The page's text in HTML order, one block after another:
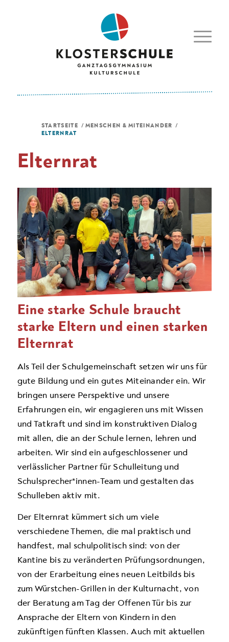
STARTSEITE / MENSCHEN & MITEINANDER /
ELTERNRAT
Elternrat
Eine starke Schule braucht
starke Eltern und einen starken
Elternrat
Als Teil der Schulgemeinschaft setzen wir uns für
gute Bildung und ein gutes Miteinander ein. Wir
bringen unsere Perspektive und unsere
Erfahrungen ein, wir engagieren uns mit Wissen
und Tatkraft und sind im konstruktiven Dialog
mit allen, die an der Schule lernen, lehren und
arbeiten. Wir sind ein aufgeschlossener und
verlässlicher Partner für Schulleitung und
Schulsprecher*innen-Team und gestalten das
Schulleben aktiv mit.
Der Elternrat kümmert sich um viele
verschiedene Themen, die mal praktisch und
handfest, mal schulpolitisch sind: von der
Kantine bis zu veränderten Prüfungsordnungen,
von der Erarbeitung eines neuen Leitbilds bis
zum Würstchen-Grillen in der Kulturnacht, von
der Beratung am Tag der Offenen Tür bis zur
Ansprache der Eltern von Kindern in den
zukünftigen fünften Klassen. Auch mit aktuellen